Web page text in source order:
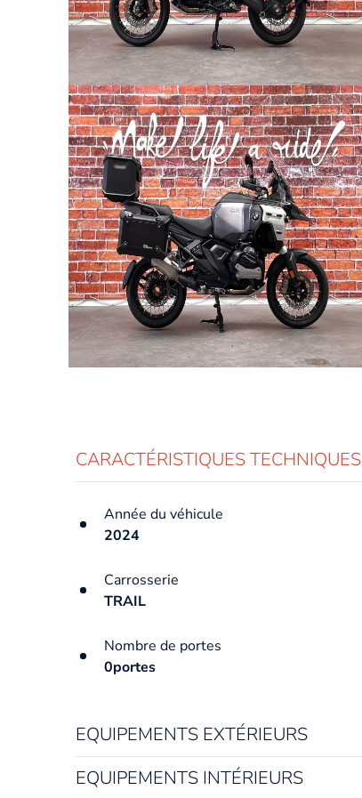
CARACTÉRISTIQUES TECHNIQUES
Année du véhicule
2024
Carrosserie
TRAIL
Nombre de portes
0portes
EQUIPEMENTS EXTÉRIEURS
EQUIPEMENTS INTÉRIEURS